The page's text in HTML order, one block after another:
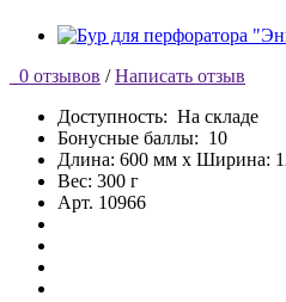
0 отзывов / Написать отзыв
Доступность: На складе
Бонусные баллы: 10
Длина: 600 мм x Ширина:
Вес: 300 г
Арт. 10966